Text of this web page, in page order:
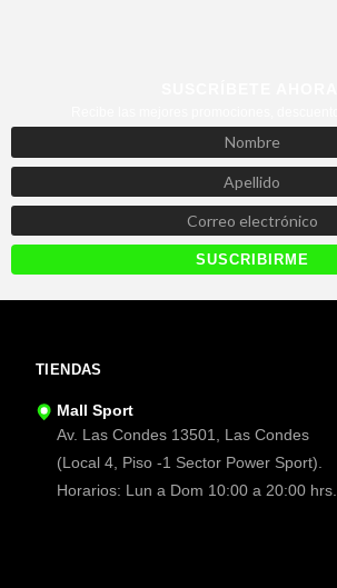
TIENDAS
Mall Sport
Av. Las Condes 13501, Las Condes
(Local 4, Piso -1 Sector Power Sport).
Horarios: Lun a Dom 10:00 a 20:00 hrs.